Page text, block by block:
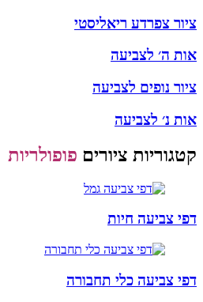
ציור צפרדע ריאליסטי
אות ה׳ לצביעה
ציור נופים לצביעה
אות נ׳ לצביעה
קטגוריות ציורים פופולריות
דפי צביעה חיות
דפי צביעה כלי תחבורה